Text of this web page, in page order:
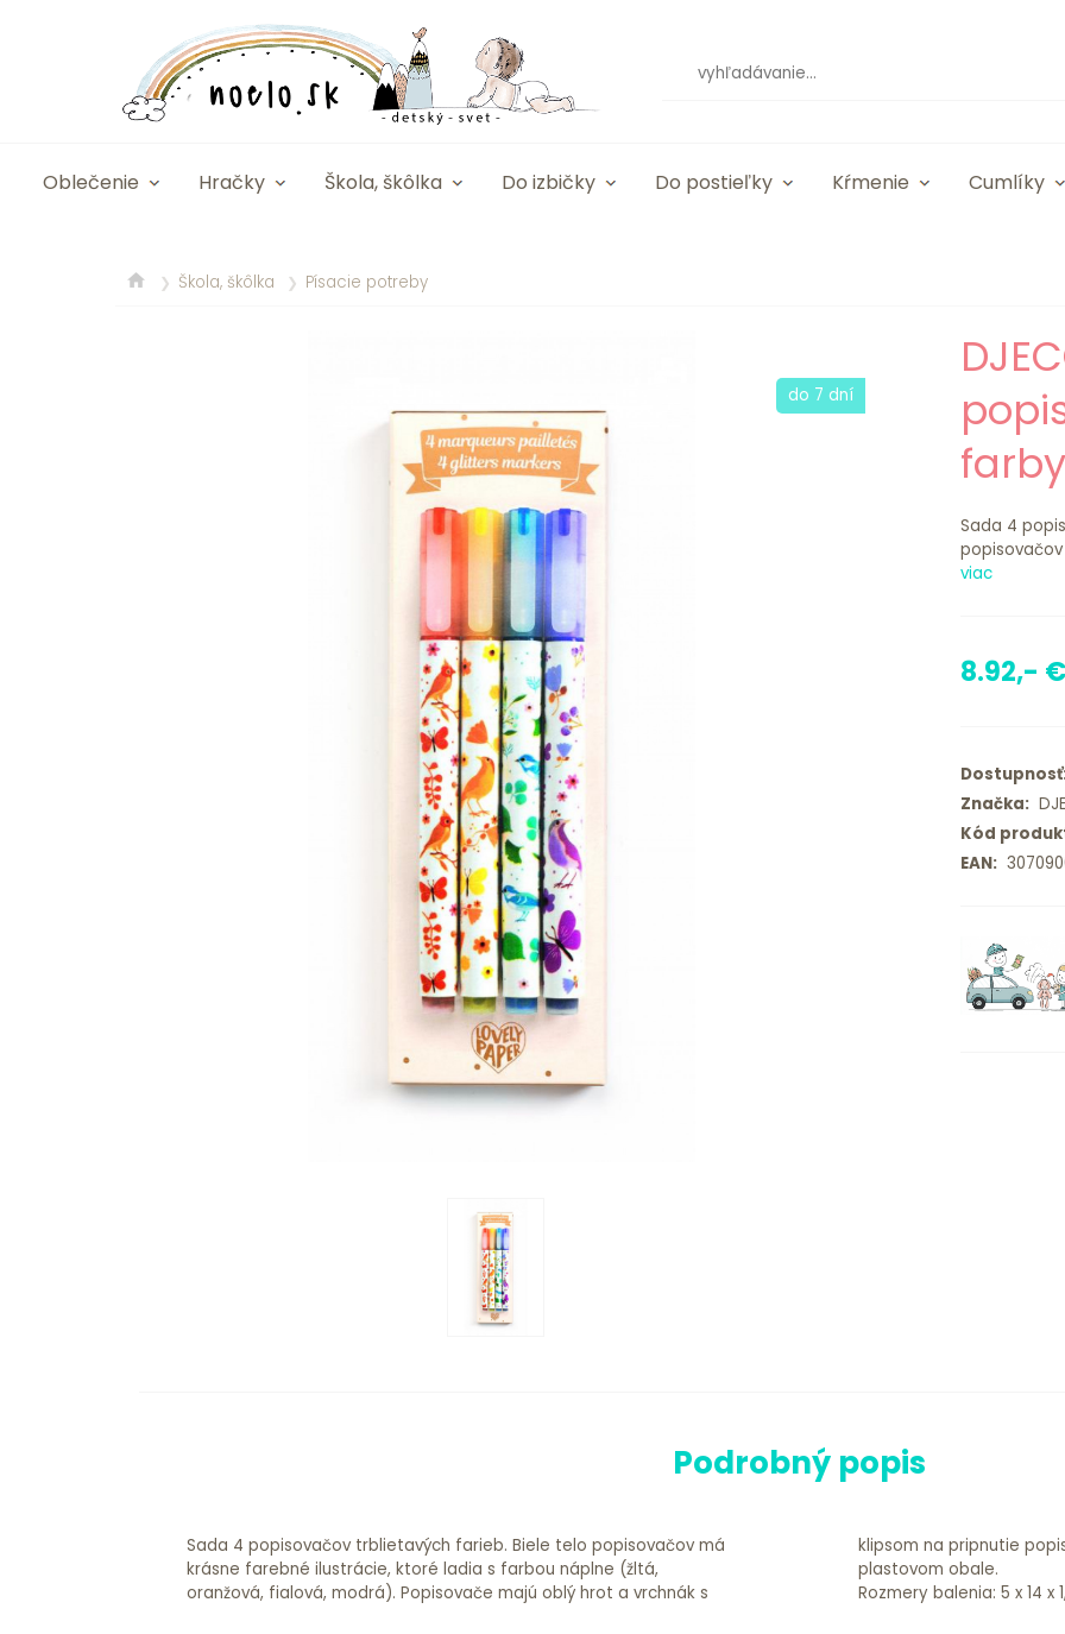
Oblečenie Hračky Škola, škôlka Do izbičky Do postieľky Kŕmenie Cumlíky
❯ Škola, škôlka ❯ Písacie potreby
do 7 dní
farby
Sada 4
viac
8.92,- €
Značka:
Kód
EAN:
Podrobný popis
Sada 4 popisovačov trblietavých farieb. Biele telo popisovačov má
krásne farebné ilustrácie, ktoré ladia s farbou náplne (žltá,
oranžová, fialová, modrá). Popisovače majú oblý hrot a vrchnák s
klipsom na pripnutie popisovača na zošit. Balené v priehľadom
plastovom obale.
Rozmery balenia: 5 x 14 x